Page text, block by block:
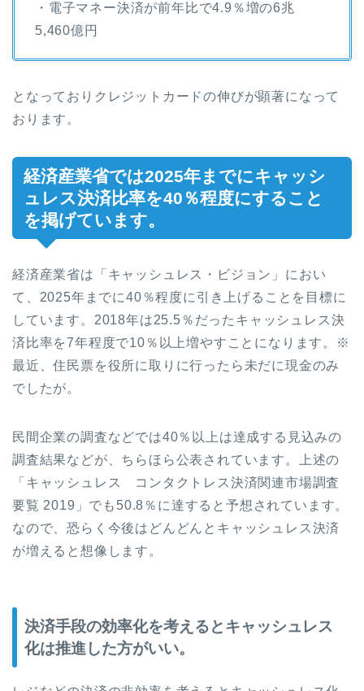
・電子マネー決済が前年比で4.9％増の6兆
5,460億円
となっておりクレジットカードの伸びが顕著になって
おります。
経済産業省では2025年までにキャッシ
ュレス決済比率を40％程度にすること
を掲げています。
経済産業省は「キャッシュレス・ビジョン」におい
て、2025年までに40％程度に引き上げることを目標に
しています。2018年は25.5％だったキャッシュレス決
済比率を7年程度で10％以上増やすことになります。※
最近、住民票を役所に取りに行ったら未だに現金のみ
でしたが。
民間企業の調査などでは40％以上は達成する見込みの
調査結果などが、ちらほら公表されています。上述の
「キャッシュレス コンタクトレス決済関連市場調査
要覧 2019」でも50.8％に達すると予想されています。
なので、恐らく今後はどんどんとキャッシュレス決済
が増えると想像します。
決済手段の効率化を考えるとキャッシュレス
化は推進した方がいい。